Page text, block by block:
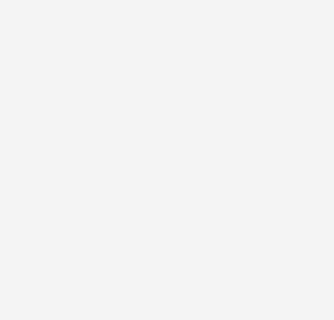
wird die Qualität der Beschichtungen